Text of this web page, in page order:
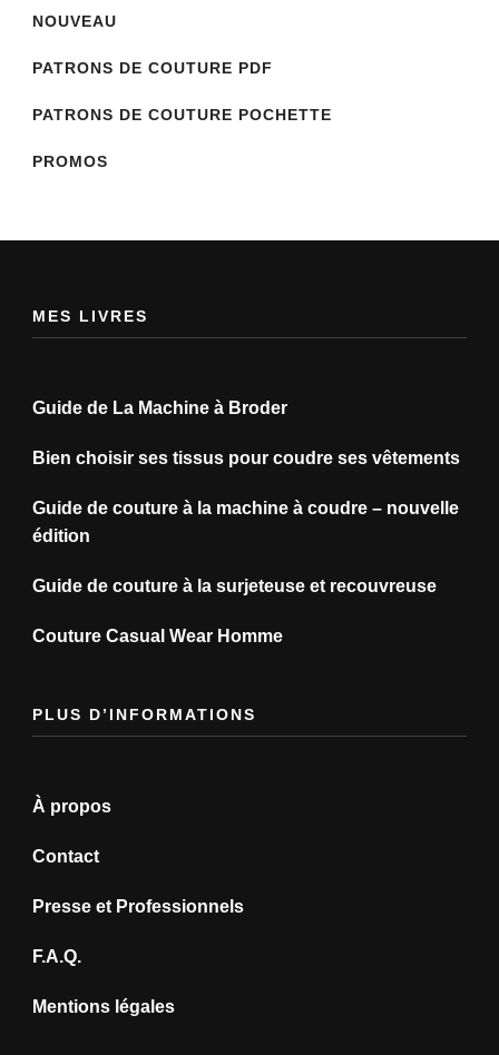
NOUVEAU
PATRONS DE COUTURE PDF
PATRONS DE COUTURE POCHETTE
PROMOS
MES LIVRES
Guide de La Machine à Broder
Bien choisir ses tissus pour coudre ses vêtements
Guide de couture à la machine à coudre – nouvelle
édition
Guide de couture à la surjeteuse et recouvreuse
Couture Casual Wear Homme
PLUS D’INFORMATIONS
À propos
Contact
Presse et Professionnels
F.A.Q.
Mentions légales